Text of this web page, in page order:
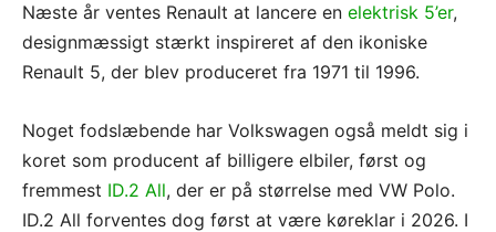
Næste år ventes Renault at lancere en elektrisk 5’er,
designmæssigt stærkt inspireret af den ikoniske
Renault 5, der blev produceret fra 1971 til 1996.
Noget fodslæbende har Volkswagen også meldt sig i
koret som producent af billigere elbiler, først og
fremmest ID.2 All, der er på størrelse med VW Polo.
ID.2 All forventes dog først at være køreklar i 2026. I